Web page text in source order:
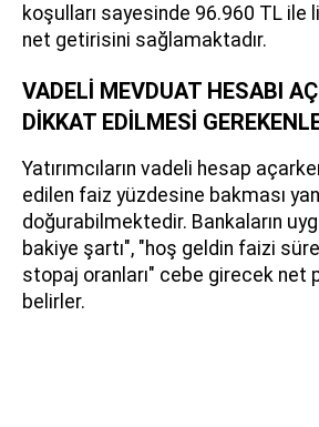
koşulları sayesinde 96.960 TL ile
net getirisini sağlamaktadır.
VADELİ MEVDUAT HESABI
DİKKAT EDİLMESİ
Yatırımcıların vadeli hesap
edilen faiz yüzdesine bakması
doğurabilmektedir. Bankaların
bakiye şartı", "hoş geldin faizi
stopaj oranları" cebe girecek net
belirler.